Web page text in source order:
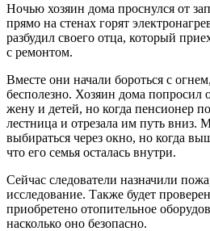
Ночью хозяин дома проснулся от
прямо на стенах горят
разбудил своего отца, который
с ремонтом.
Вместе они начали бороться с
бесполезно. Хозяин дома попросил
жену и детей, но когда пенсионер
лестница и отрезала им путь вниз.
выбираться через окно, но когда
что его семья осталась внутри.
Сейчас следователи назначили
исследование. Также будет
приобретено отопительное
насколько оно безопасно.